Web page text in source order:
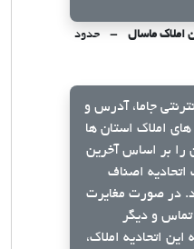
املاک ماسال
حدود
جاما، آدرس و
های املاک استان ها
را بر اساس آخرین
اتحادیه اصناف
در صورت مغایرت
و دیگر
این اتحادیه املاک،